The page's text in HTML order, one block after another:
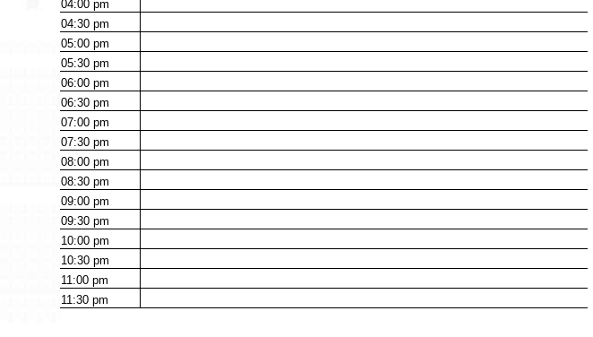
04:00pm
04:30pm
05:00pm
05:30pm
06:00pm
06:30pm
07:00pm
07:30pm
08:00pm
08:30pm
09:00pm
09:30pm
10:00pm
10:30pm
11:00pm
11:30pm